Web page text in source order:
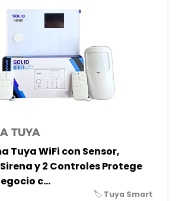
TUYA
Tuya WiFi con Sensor,
y 2 Controles Protege
c...
🏷️ Tuya Smart